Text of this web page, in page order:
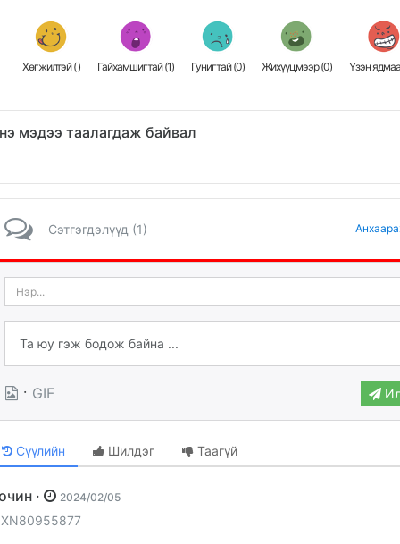
Хөгжилтэй () Гайхамшигтай (1) Гунигтай (0) Жихүүцмээр (0) Үзэн
мэдээ таалагдаж байвал
Сэтгэгдэлүүд (1)
· GIF
Сүүлийн Шилдэг Таагүй
Зочин · 2024/02/05